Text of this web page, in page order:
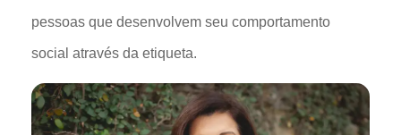
pessoas que desenvolvem seu comportamento
social através da etiqueta.